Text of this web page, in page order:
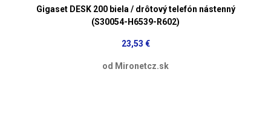
Gigaset DESK 200 biela / drôtový telefón nástenný
(S30054-H6539-R602)
23,53 €
od Mironetcz.sk